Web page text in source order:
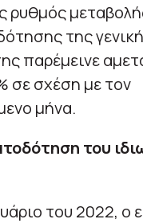
ρυθμός
της
παρέμεινε
σε σχέση με τον
μήνα.
του
του 2022, o